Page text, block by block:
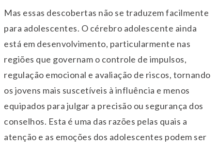
Mas essas descobertas não se traduzem facilmente
para adolescentes. O cérebro adolescente ainda
está em desenvolvimento, particularmente nas
regiões que governam o controle de impulsos,
regulação emocional e avaliação de riscos, tornando
os jovens mais suscetíveis à influência e menos
equipados para julgar a precisão ou segurança dos
conselhos. Esta é uma das razões pelas quais a
atenção e as emoções dos adolescentes podem ser